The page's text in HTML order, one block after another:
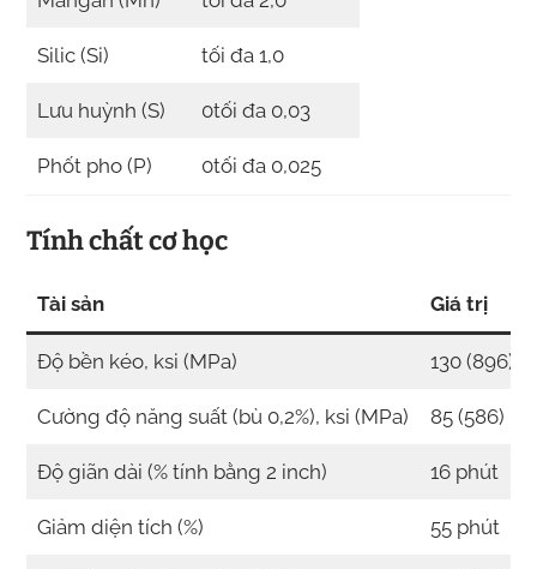
Silic (Si) tối đa 1,0
Lưu huỳnh (S) 0tối đa 0,03
Phốt pho (P) 0tối đa 0,025
Tính chất cơ học
Tài sản Giá trị
Độ bền kéo, ksi (MPa) 130 (896)
Cường độ năng suất (bù 0,2%), ksi (MPa) 85 (586)
Độ giãn dài (% tính bằng 2 inch) 16 phút
Giảm diện tích (%) 55 phút